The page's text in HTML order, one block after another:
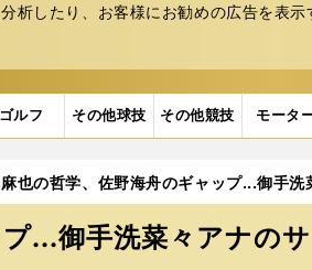
析したり、お客様にお勧めの広告を表
ゴルフ その他球技 その他競技 モータ
也の哲学、佐野海舟のギャップ...御手洗
...御手洗菜々アナのサ